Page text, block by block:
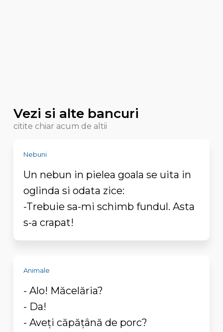
Vezi si alte bancuri
citite chiar acum de altii
Nebuni
Un nebun in pielea goala se uita in
oglinda si odata zice:
-Trebuie sa-mi schimb fundul. Asta
s-a crapat!
Animale
- Alo! Măcelăria?
- Da!
- Aveţi căpăţână de porc?